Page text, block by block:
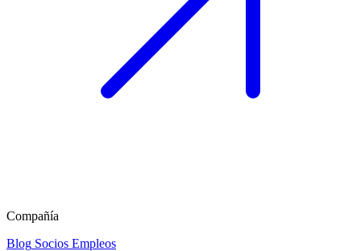
Compañía
Blog Socios Empleos